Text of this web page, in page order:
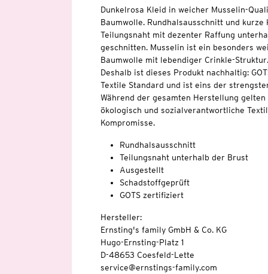
Dunkelrosa Kleid in weicher Musselin-
Baumwolle. Rundhalsausschnitt und kurze
Teilungsnaht mit dezenter Raffung
geschnitten. Musselin ist ein besonders
Baumwolle mit lebendiger Crinkle-Struktur.
Deshalb ist dieses Produkt nachhaltig:
Textile Standard und ist eins der
Während der gesamten Herstellung
ökologisch und sozialverantwortliche
Kompromisse.
Rundhalsausschnitt
Teilungsnaht unterhalb der Brust
Ausgestellt
Schadstoffgeprüft
GOTS zertifiziert
Hersteller:
Ernsting's family GmbH & Co. KG
Hugo-Ernsting-Platz 1
D-48653 Coesfeld-Lette
service@ernstings-family.com